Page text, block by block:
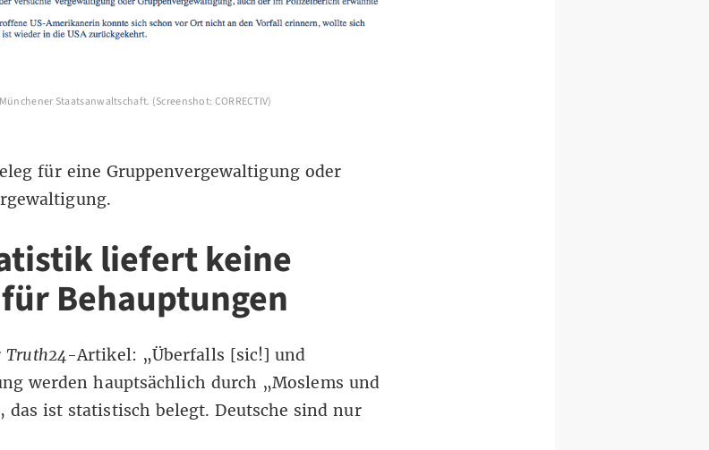
Staatsanwaltschaft. (Screenshot: CORRECTIV)
für eine Gruppenvergewaltigung oder
liefert keine
Behauptungen
Truth24-Artikel: „Überfalls [sic!] und
werden hauptsächlich durch „Moslems und
das ist statistisch belegt. Deutsche sind nur